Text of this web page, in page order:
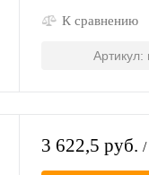
К сравнению
Артикул:
3 622,5 руб.